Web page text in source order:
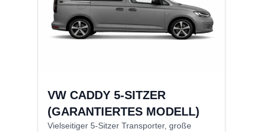
VW CADDY 5-SITZER
(GARANTIERTES MODELL)
Vielseitiger 5-Sitzer Transporter, große